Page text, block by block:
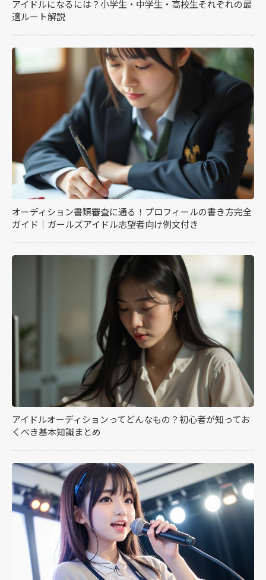
アイドルになるには？小学生・中学生・高校生それぞれの最
適ルート解説
オーディション書類審査に通る！プロフィールの書き方完全
ガイド｜ガールズアイドル志望者向け例文付き
アイドルオーディションってどんなもの？初心者が知ってお
くべき基本知識まとめ